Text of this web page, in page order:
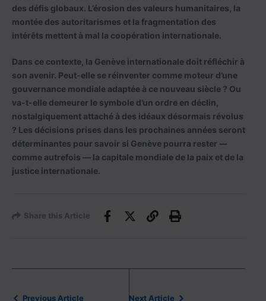
des défis globaux. L’érosion des valeurs humanitaires, la
montée des autoritarismes et la fragmentation des
intérêts mettent à mal la coopération internationale.
Dans ce contexte, la Genève internationale doit réfléchir à
son avenir. Peut-elle se réinventer comme moteur d’une
gouvernance mondiale adaptée à ce nouveau siècle ? Ou
va-t-elle demeurer le symbole d’un ordre en déclin,
nostalgiquement attaché à des idéaux désormais révolus
? Les décisions prises dans les prochaines années seront
déterminantes pour savoir si Genève pourra rester —
comme autrefois — la capitale mondiale de la paix et de la
justice internationale.
Share this Article
Previous Article Next Article